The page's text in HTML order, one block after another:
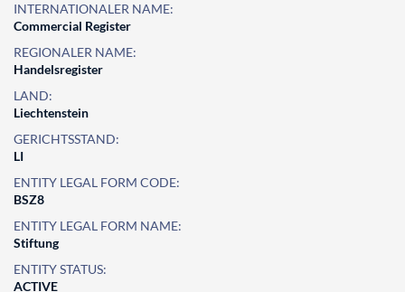
INTERNATIONALER NAME:
Commercial Register
REGIONALER NAME:
Handelsregister
LAND:
Liechtenstein
GERICHTSSTAND:
LI
ENTITY LEGAL FORM CODE:
BSZ8
ENTITY LEGAL FORM NAME:
Stiftung
ENTITY STATUS:
ACTIVE